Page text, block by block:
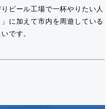
ビール工場で一杯やりたい人
に加えて市内を周遊している
です。